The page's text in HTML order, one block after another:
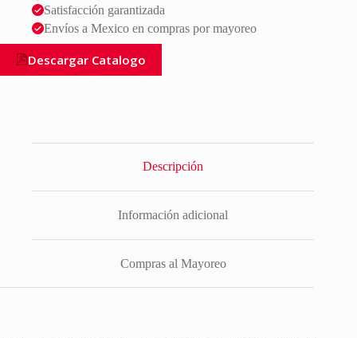
Satisfacción garantizada
Envíos a Mexico en compras por mayoreo
Descargar Catalogo
Descripción
Información adicional
Compras al Mayoreo